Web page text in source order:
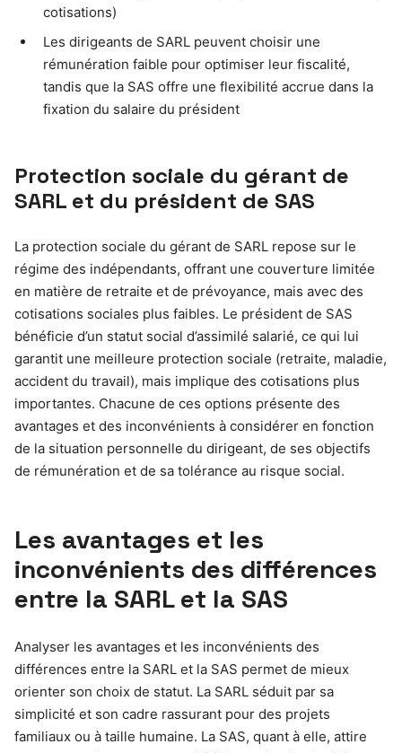
cotisations)
Les dirigeants de SARL peuvent choisir une
rémunération faible pour optimiser leur fiscalité,
tandis que la SAS offre une flexibilité accrue dans la
fixation du salaire du président
Protection sociale du gérant de
SARL et du président de SAS
La protection sociale du gérant de SARL repose sur le
régime des indépendants, offrant une couverture limitée
en matière de retraite et de prévoyance, mais avec des
cotisations sociales plus faibles. Le président de SAS
bénéficie d’un statut social d’assimilé salarié, ce qui lui
garantit une meilleure protection sociale (retraite, maladie,
accident du travail), mais implique des cotisations plus
importantes. Chacune de ces options présente des
avantages et des inconvénients à considérer en fonction
de la situation personnelle du dirigeant, de ses objectifs
de rémunération et de sa tolérance au risque social.
Les avantages et les
inconvénients des différences
entre la SARL et la SAS
Analyser les avantages et les inconvénients des
différences entre la SARL et la SAS permet de mieux
orienter son choix de statut. La SARL séduit par sa
simplicité et son cadre rassurant pour des projets
familiaux ou à taille humaine. La SAS, quant à elle, attire